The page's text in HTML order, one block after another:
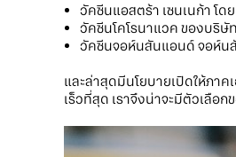
วัคซีนแอสตร้า เซนเนก้า โด
วัคซีนโคโรนาแวค ของบริษั
วัคซีนจอห์นสันแอนด์ จอห์น
และล่าสุดมีนโยบายเปิดให้ภา
เร็วที่สุด เราจึงน่าจะมีตัวเลือ